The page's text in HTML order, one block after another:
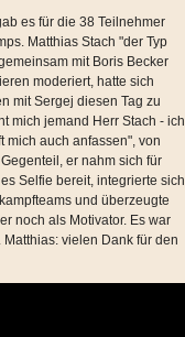
es für die 38 Teilnehmer
Matthias Stach "der Typ
mit Boris Becker
moderiert, hatte sich
mit Sergej diesen Tag zu
mich jemand Herr Stach - ich
mich auch anfassen", von
er nahm sich für
Selfie bereit, integrierte sich
und überzeugte
noch als Motivator. Es war
vielen Dank für den